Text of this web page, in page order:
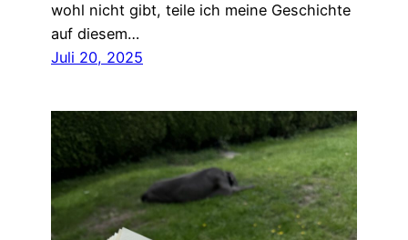
wohl nicht gibt, teile ich meine Geschichte
auf diesem…
Juli 20, 2025